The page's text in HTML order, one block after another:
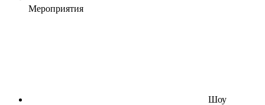
Мероприятия
Шоу